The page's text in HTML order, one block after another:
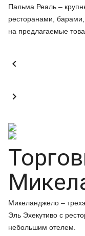
Пальма Реаль –
ресторанами,
на предлагаемые


Микеланджело –
Эль Эхекутиво с
небольшим отелем.